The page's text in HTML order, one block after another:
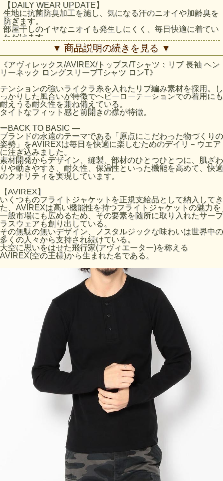
【DAILY WEAR UPDATE】
生地に抗菌防臭加工を施し、気になる汗のニオイや加齢臭を
防ぎます。
部屋干しのイヤなニオイも発生しにくく、毎日快適に着てい
ただけます。
テンションの強いライクラ糸を入れたリブ編み素材を採用。
しっかりした風合いが特徴でヘビーローテーションでの着用
にも耐えうる耐久性を兼ね備えている。
タイトなフィット感と前開きの襟が特徴。
※抗菌防臭加工は、すべての菌や臭いを除去したり抑えたり
するわけではありません。※濃色は着用時の汗や摩擦により
色落ちしますので、淡色物と合わせての着用はお避け下さ
い。
※洗濯の際はクリーニングネットに裏返しに入れてお洗い下
さい。
※全ての乾燥機具のご使用はお避け下さい。
※生地の性質上、直射日光や蛍光灯の長時間照射により、色
あせする恐れがあります。
※生地の特性上、縮みやすいので、洗濯後は縦方向に引っ張
り、形を整えて干して下さい。
※プリント部分へのアイロンは剥離の原因になりますのでお
避け下さい。
※アイロン使用時は、当て布を当てて下さい。
サイズの目安
サイズ
着丈 (cm) 肩幅 (cm) 身幅 (cm)
袖丈 (cm)
S
65 40
M
67 42 43
44 46
49
■お使いのパソコンのモニターによって、実物商品とカラー
が異なって 見える場合があります。誠に申し訳ございませ
んが、ご理解下さいます様お願いいたします。
■サイズ表は、製品の生地や織りなどの特性により、多少の
誤差はございます。予めご了承ください。
品番:7835930014 6153482
ブランド:AVIREX
原産国 :ベトナム製
素材:（本体）コットン 95% ポリウレタン 5%
洗濯表示:
中性洗剤(おしゃれ着洗剤)のご使用をおすすめします。
裏返してネットに入れてください。
プリント部分のつまみ洗いは、お避け下さい。
プリント部分へのアイロンは剥離の原因になりますのでお避
けください。アイロン使用時は、当て布を当ててください。
タンブラー乾燥は、お避け下さい。
生地の特性上、縮みやすいので、洗濯後は縦方向に引っ張
り、形を整えて干してください。
濃色は着用時の汗や摩擦により色落ちしますので、淡色物と
合わせての着用はお避けください。
素材の性質上、直射日光や蛍光灯の長時間照射により、色あ
せする恐れがあります。
▼ 商品説明の続きを見る ▼
《アヴィレックス/AVIREX/トップス/Tシャツ：リブ 長袖 ヘン
リーネック ロングスリーブTシャツ ロンT》
テンションの強いライクラ糸を入れたリブ編み素材を採用。し
っかりした風合いが特徴でヘビーローテーションでの着用にも
耐えうる耐久性を兼ね備えている。
タイトなフィット感と前開きの襟が特徴。
ーBACK TO BASIC ―
ブランドの永遠のテーマである「原点にこだわった物づくりの
姿勢」をAVIREXは毎日を快適に楽しむためのデイリ－ウエア
に注ぎ込みました。
素材開発からデザイン、縫製、部材のひとつひとつに、肌ざわ
りや動きやすさ、耐久性、保温性といった機能を高めて、快適
のクオリティを実現しています。
【AVIREX】
いくつものフライトジャケットを正規支給品として納入してき
た、AVIREXは高い機能性を持つフライトジャケットの魅力を
一般市場にも広めるため、その要素を随所に取り入れたサープ
ラスウェアも創り出している。
その無駄の無いデザイン、ノスタルジックな味わいは世界中の
多くの人々から支持され続けている。
大空に思いをはせた飛行家(アヴィエーター)を称える
AVIREX(空の王様)から生まれた名である。